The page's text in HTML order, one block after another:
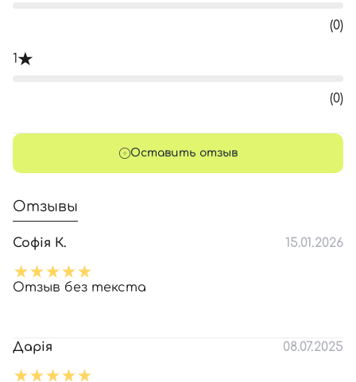
(0)
1
(0)
Оставить отзыв
Отзывы
Софія К. 15.01.2026
Отзыв без текста
Дарія 08.07.2025